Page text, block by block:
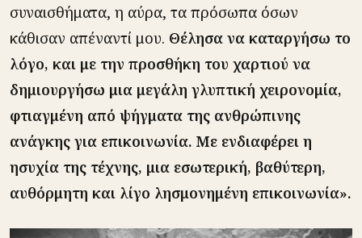
συναισθήματα, η αύρα, τα πρόσωπα όσων
κάθισαν απέναντί μου. Θέλησα να καταργήσω το
λόγο, και με την προσθήκη του χαρτιού να
δημιουργήσω μια μεγάλη γλυπτική χειρονομία,
φτιαγμένη από ψήγματα της ανθρώπινης
ανάγκης για επικοινωνία. Με ενδιαφέρει η
ησυχία της τέχνης, μια εσωτερική, βαθύτερη,
αυθόρμητη και λίγο λησμονημένη επικοινωνία».